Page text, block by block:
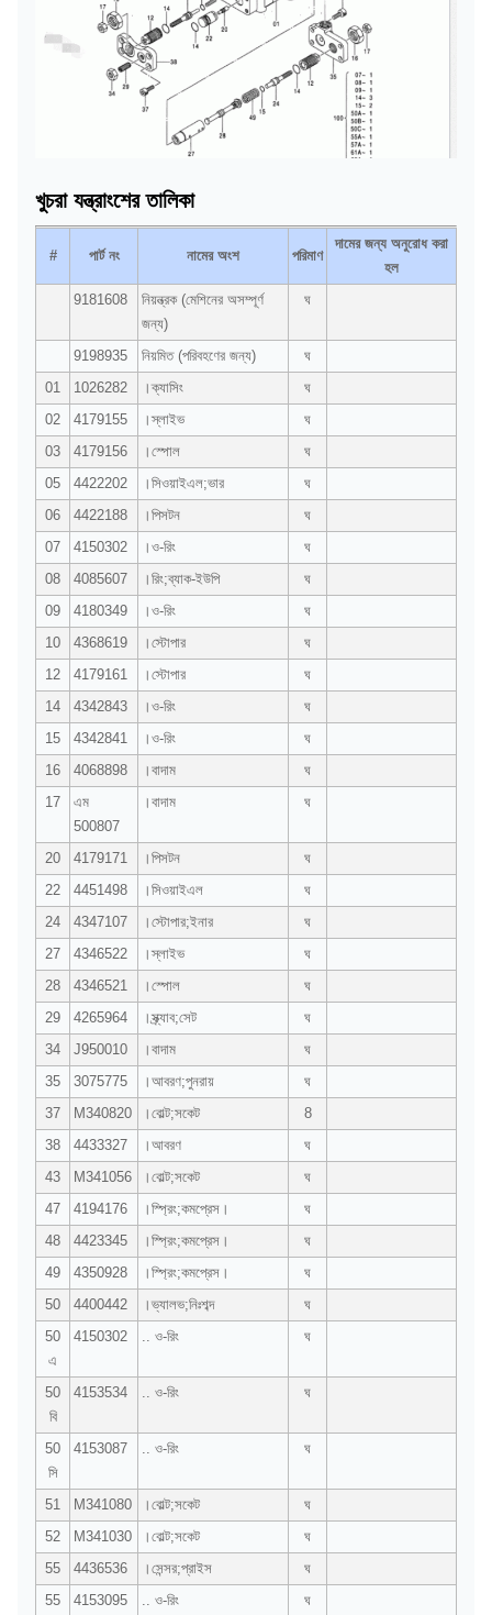
খুচরা যন্ত্রাংশের তালিকা
# পার্ট নং নামের অংশ পরিমাণ
দামের জন্য অনুরোধ করা
হল
9181608
নিয়ন্ত্রক (মেশিনের অসম্পূর্ণ
জন্য)
ঘ
9198935 নিয়মিত (পরিবহণের জন্য)
ঘ
01
1026282 ।ক্যাসিং
ঘ
02
4179155 ।স্লাইভ
ঘ
03
4179156 ।স্পোল
ঘ
05
4422202 ।সিওয়াইএল;ভার
ঘ
06
4422188 ।পিসটন
ঘ
07
4150302 ।ও-রিং
ঘ
08
4085607 ।রিং;ব্যাক-ইউপি
ঘ
09
4180349 ।ও-রিং
ঘ
10
4368619 ।স্টোপার
ঘ
12
4179161 ।স্টোপার
ঘ
14
4342843 ।ও-রিং
ঘ
15
4342841 ।ও-রিং
ঘ
16
4068898 ।বাদাম
ঘ
17
এম
500807
।বাদাম ঘ
20 4179171 ।পিসটন
ঘ
22
4451498 ।সিওয়াইএল
ঘ
24
4347107 ।স্টোপার;ইনার
ঘ
27
4346522 ।স্লাইভ
ঘ
28
4346521 ।স্পোল
ঘ
29
4265964 ।স্ক্র্যাব;সেট
ঘ
34
J950010 ।বাদাম
ঘ
35
3075775 ।আবরণ;পুনরায়
ঘ
37
M340820 ।বোল্ট;সকেট
8
38
4433327 ।আবরণ
ঘ
43
M341056 ।বোল্ট;সকেট
ঘ
47
4194176 ।স্প্রিং;কমপ্রেস।
ঘ
48
4423345 ।স্প্রিং;কমপ্রেস।
ঘ
49
4350928 ।স্প্রিং;কমপ্রেস।
ঘ
50
4400442 ।ভ্যালভ;নিঃশব্দ
ঘ
50
এ
4150302 .. ও-রিং ঘ
50
বি
4153534 .. ও-রিং ঘ
50
সি
4153087 .. ও-রিং ঘ
51 M341080 ।বোল্ট;সকেট
ঘ
52
M341030 ।বোল্ট;সকেট
ঘ
55
4436536 ।সেন্সর;প্রাইস
ঘ
55
4153095 .. ও-রিং ঘ